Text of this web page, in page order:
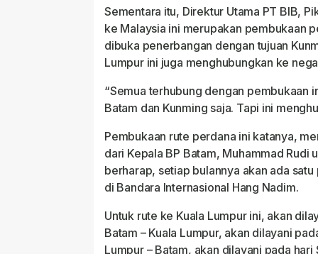
Sementara itu, Direktur Utama PT BIB,
ke Malaysia ini merupakan pembukaan
dibuka penerbangan dengan tujuan
Lumpur ini juga menghubungkan ke
“Semua terhubung dengan pembukaan
Batam dan Kunming saja. Tapi ini
Pembukaan rute perdana ini katanya,
dari Kepala BP Batam, Muhammad
berharap, setiap bulannya akan ada
di Bandara Internasional Hang Nadim.
Untuk rute ke Kuala Lumpur ini, akan
Batam – Kuala Lumpur, akan dilayani
Lumpur – Batam, akan dilayani pada